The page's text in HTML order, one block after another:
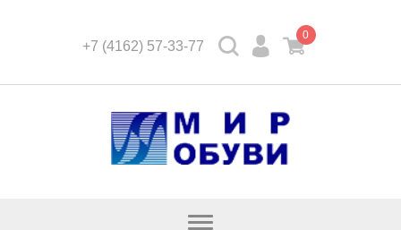
+7 (4162) 57-33-77
0
Открыть